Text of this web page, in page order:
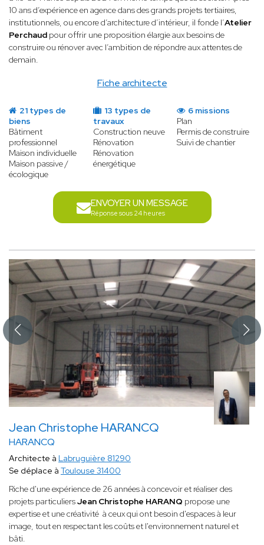
Fiche architecte
10 ans d’expérience en agence dans des grands projets tertiaires,
institutionnels, ou encore d’architecture d’intérieur, il fonde l’Atelier
Perchaud pour offrir une proposition élargie aux besoins de
construire ou rénover avec l’ambition de répondre aux attentes de
demain.
21 types de
biens
Bâtiment
professionnel
Maison individuelle
Maison passive /
écologique
13 types de
travaux
Construction neuve
Rénovation
Rénovation
énergétique
6 missions
Plan
Permis de construire
Suivi de chantier
ENVOYER UN MESSAGE
Réponse sous 24 heures
Jean Christophe HARANCQ
HARANCQ
Architecte à Labruguière 81290
Se déplace à Toulouse 31400
Riche d'une expérience de 26 années à concevoir et réaliser des
projets particuliersJean Christophe HARANQ propose une
expertise et une créativité à ceux qui ont besoin d'espaces à leur
image, tout en respectant les coûts et l'environnement naturel et
bâti.